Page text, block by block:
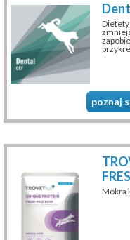
poznaj
Mokra